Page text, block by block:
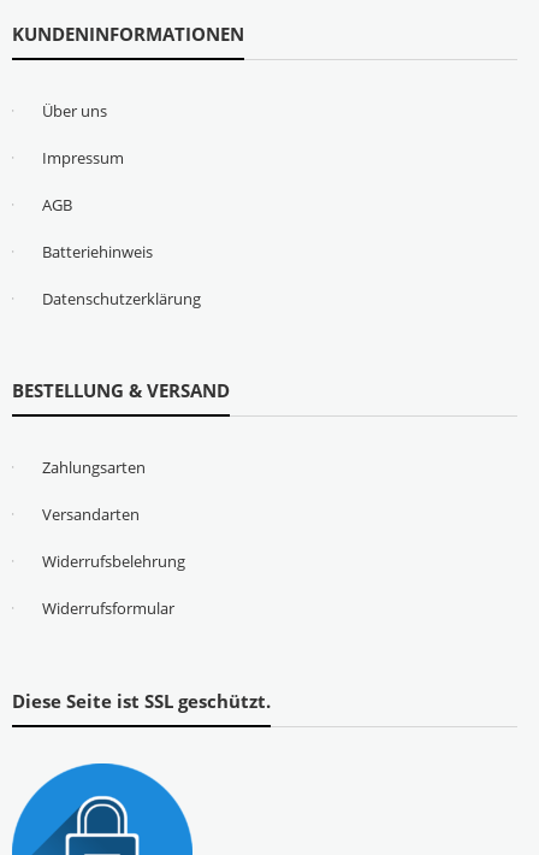
KUNDENINFORMATIONEN
Über uns
Impressum
AGB
Batteriehinweis
Datenschutzerklärung
BESTELLUNG & VERSAND
Zahlungsarten
Versandarten
Widerrufsbelehrung
Widerrufsformular
Diese Seite ist SSL geschützt.